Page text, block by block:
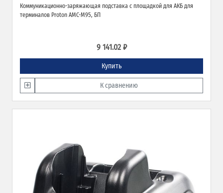
Коммуникационно-заряжающая подставка с площадкой для АКБ для
терминалов Proton AMC-M95, БП
9 141.02 ₽
Купить
К сравнению